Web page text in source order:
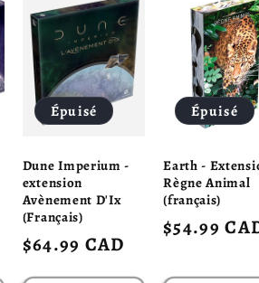
Épuisé
Dune Imperium -
extension
Avènement D'Ix
(Français)
Prix
habituel
$64.99 CAD
Épuisé
Earth -
Règne Animal
(français)
Prix
$54.99